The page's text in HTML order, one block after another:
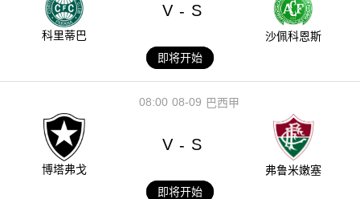
科里蒂巴
V - S
沙佩科恩斯
即将开始
08-09
08:00 巴西甲
博塔弗戈
V - S
弗鲁米嫩塞
即将开始